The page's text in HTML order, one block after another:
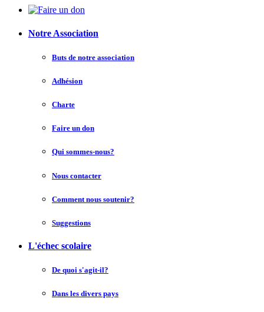
Notre Association
Buts de notre association
Adhésion
Charte
Faire un don
Qui sommes-nous?
Nous contacter
Comment nous soutenir?
Suggestions
L'échec scolaire
De quoi s'agit-il?
Dans les divers pays